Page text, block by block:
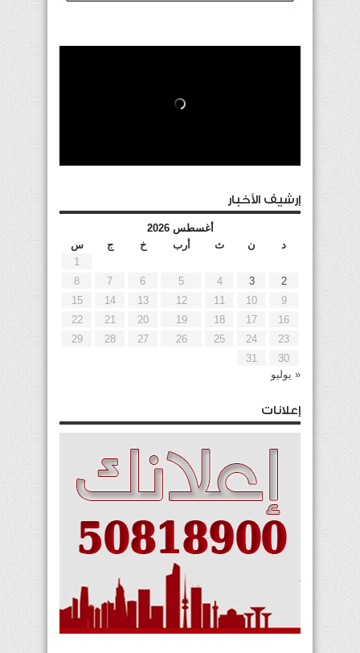
إرشيف الأخبار
أغسطس 2026
د
ن ث أرب خ ج
س
1
2
3
4
5
6
7
8
9
10
11
12
13
14
15
16
17
18
19
20
21
22
23
24
25
26
27
28
29
30
31
« يوليو
إعلانات